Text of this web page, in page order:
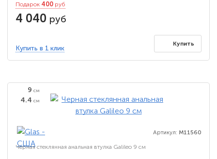
Подарок 400 руб
4 040 руб
Купить в 1 клик
Купить
9 см
4.4 см
Артикул: M11560
Черная стеклянная анальная втулка Galileo 9 см